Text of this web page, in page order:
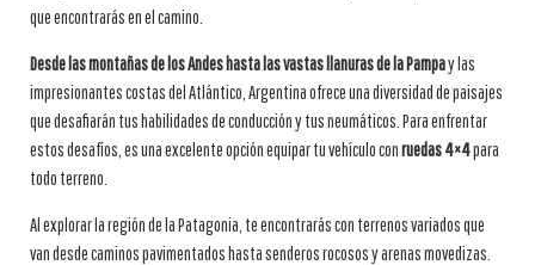
que encontrarás en el camino.
Desde las montañas de los Andes hasta las vastas llanuras de la Pampay las
impresionantes costas del Atlántico, Argentina ofrece una diversidad de paisajes
que desafiarán tus habilidades de conducción y tus neumáticos. Para enfrentar
estos desafíos, es una excelente opción equipar tu vehículo conruedas 4×4para
todo terreno.
Al explorar la región de la Patagonia, te encontrarás con terrenos variados que
van desde caminos pavimentados hasta senderos rocosos y arenas movedizas.